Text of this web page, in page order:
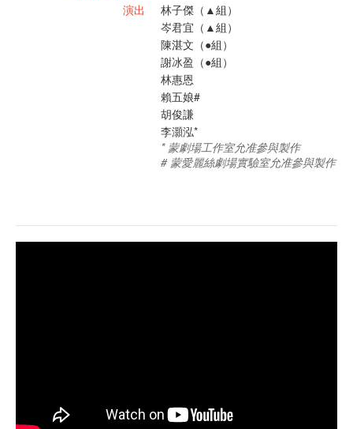
演出
林子傑（▲組）
岑君宜（▲組）
陳湛文（●組）
謝冰盈（●組）
林惠恩
賴五娘#
胡俊謙
李灝泓*
* 蒙劇場工作室允准參與製作
# 蒙愛麗絲劇場實驗室允准參與製作